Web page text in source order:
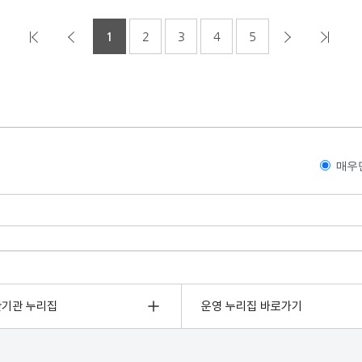
1 2 3 4 5
매우
관 누리집 운영 누리집 바로가기